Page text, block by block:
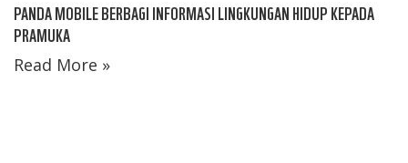
PANDA MOBILE BERBAGI INFORMASI LINGKUNGAN HIDUP KEPADA
PRAMUKA
Read More »